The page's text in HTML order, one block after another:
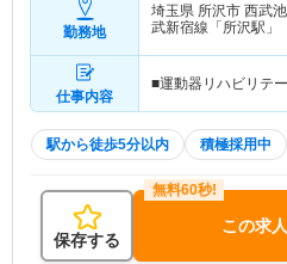
勤務地
埼玉県 所沢市 西武
武新宿線「所沢駅」
仕事内容
■運動器リハビリテ
駅から徒歩5分以内 積極採用中
保存する
この求